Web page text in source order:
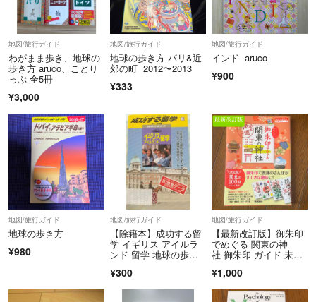
地図/旅行ガイド
わがまま歩き、地球の
歩き方 aruco、ことり
っぷ 全5冊
¥3,000
地図/旅行ガイド
地球の歩き方 パリ&近
郊の町 2012〜2013
¥333
地図/旅行ガイド
インド aruco
¥900
地図/旅行ガイド
地球の歩き方
¥980
地図/旅行ガイド
【除籍本】成功する留
学 イギリス アイルラ
ンド 留学 地球の歩き
¥300
地図/旅行ガイド
【最新改訂版】御朱印
でめぐる 関東の神
社 御朱印 ガイド 未読
¥1,000